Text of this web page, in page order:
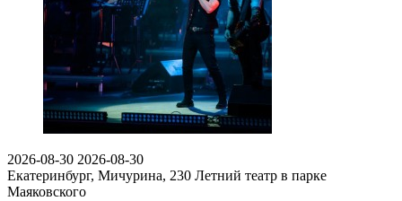
2026-08-30 2026-08-30
Екатеринбург, Мичурина, 230 Летний театр в парке
Маяковского